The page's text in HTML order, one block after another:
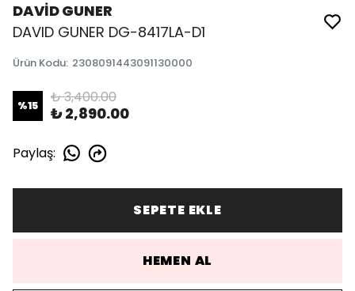
DAVİD GUNER
DAVID GUNER DG-8417LA-D1
Ürün Kodu: 2308091443091130000
%15 ₺ 3,400.00
₺ 2,890.00
Paylaş:
SEPETE EKLE
HEMEN AL